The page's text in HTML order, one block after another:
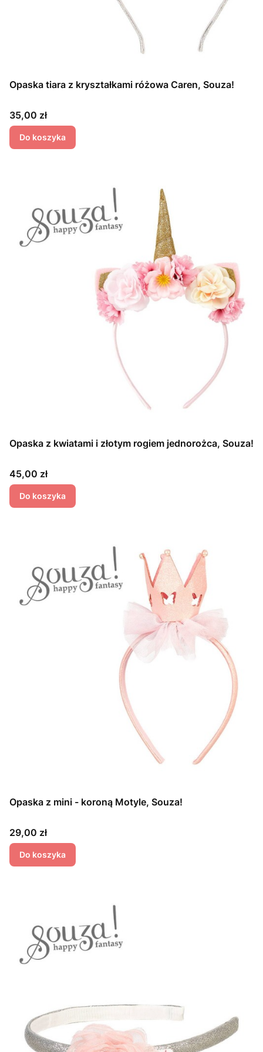
Opaska tiara z kryształkami różowa Caren, Souza!
Cena
35,00 zł
Do koszyka
Opaska z kwiatami i złotym rogiem jednorożca, Souza!
Cena
45,00 zł
Do koszyka
Opaska z mini - koroną Motyle, Souza!
Cena
29,00 zł
Do koszyka